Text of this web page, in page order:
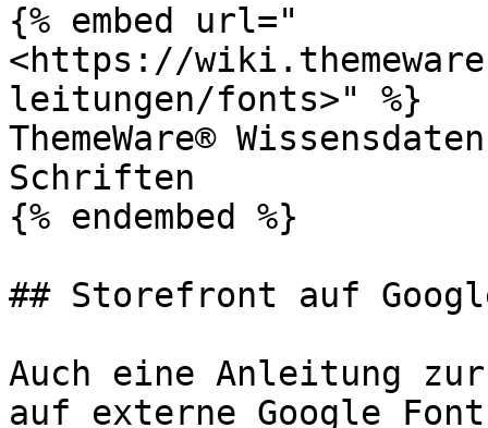
{% embed url="
<https://
leitungen/fonts>" %}
ThemeWare®
Schriften
{% endembed %}
## Storefront auf
Auch eine Anleitung
auf externe Google